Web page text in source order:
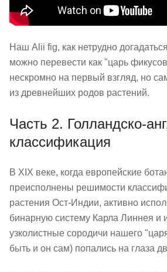
Наш Alii fig, как нетрудно
можно перевести как "царь
нескромно на первый взгляд, но
из древнейших родов растений.
Часть 2. Голландско-
классификация
В XIX веке, когда европейские
преисполнены решимости
растения Ост-Индии, активно
бинарную систему Карла Линнея и
узколистные сородичи нашего
быть и он сам) попались на глаза